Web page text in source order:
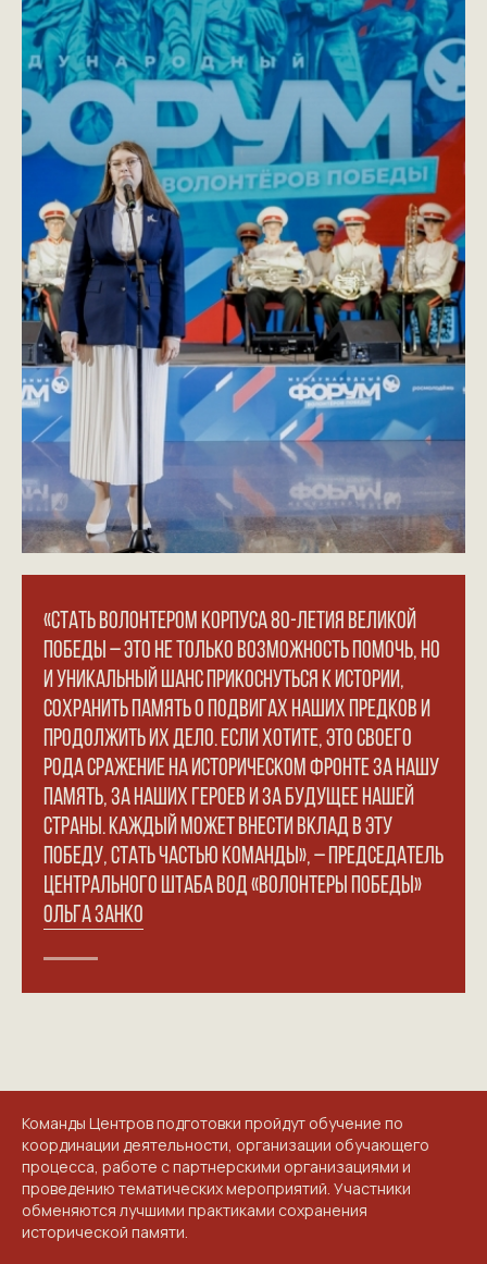
«СТАТЬ ВОЛОНТЕРОМ КОРПУСА 80-ЛЕТИЯ ВЕЛИКОЙ
ПОБЕДЫ – ЭТО НЕ ТОЛЬКО ВОЗМОЖНОСТЬ ПОМОЧЬ, НО
И УНИКАЛЬНЫЙ ШАНС ПРИКОСНУТЬСЯ К ИСТОРИИ,
СОХРАНИТЬ ПАМЯТЬ О ПОДВИГАХ НАШИХ ПРЕДКОВ И
ПРОДОЛЖИТЬ ИХ ДЕЛО. ЕСЛИ ХОТИТЕ, ЭТО СВОЕГО
РОДА СРАЖЕНИЕ НА ИСТОРИЧЕСКОМ ФРОНТЕ ЗА НАШУ
ПАМЯТЬ, ЗА НАШИХ ГЕРОЕВ И ЗА БУДУЩЕЕ НАШЕЙ
СТРАНЫ. КАЖДЫЙ МОЖЕТ ВНЕСТИ ВКЛАД В ЭТУ
ПОБЕДУ, СТАТЬ ЧАСТЬЮ КОМАНДЫ», – ПРЕДСЕДАТЕЛЬ
ЦЕНТРАЛЬНОГО ШТАБА ВОД «ВОЛОНТЕРЫ ПОБЕДЫ»
ОЛЬГА ЗАНКО
Команды Центров подготовки пройдут обучение по
координации деятельности, организации обучающего
процесса, работе с партнерскими организациями и
проведению тематических мероприятий. Участники
обменяются лучшими практиками сохранения
исторической памяти.
КОНТАКТЫ
ПРИГЛАШАЕМ ВАС ПРИНЯТЬ УЧАСТИЕ
В ПРОЕКТЕVICTORYDAY80.RU
NGKMOSCOW@YANDEX.RU
+7 (925) 007-33-07